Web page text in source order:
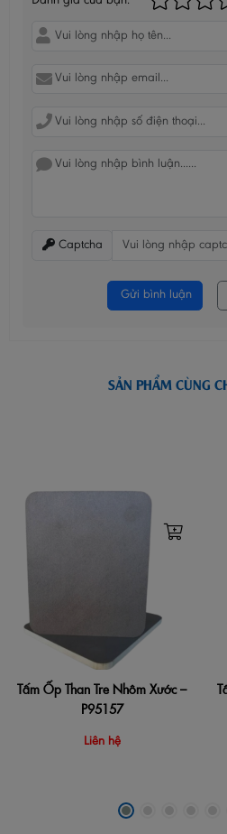
Captcha
Gửi bình luận
SẢN PHẨM CÙNG
Tấm Ốp Than Tre Nhôm Xước –
P95157
Liên hệ